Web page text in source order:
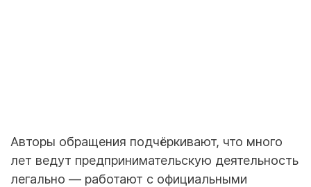
Авторы обращения подчёркивают, что много
лет ведут предпринимательскую деятельность
легально — работают с официальными